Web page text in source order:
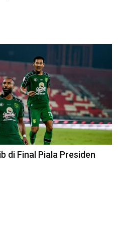
di Final Piala Presiden